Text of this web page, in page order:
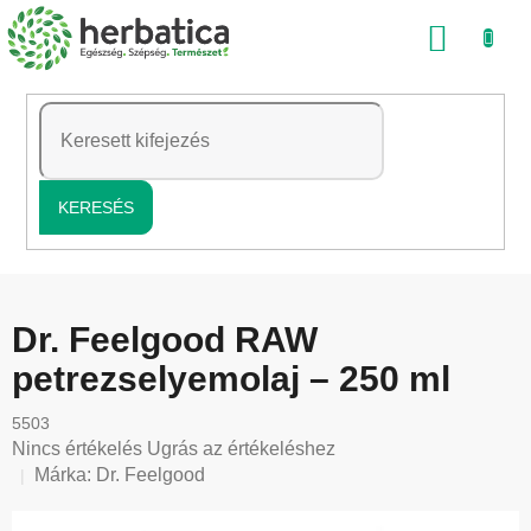
Ugrás
a
tartalomhoz
KERESÉS
Dr. Feelgood RAW
petrezselyemolaj – 250 ml
5503
A
termék
Nincs értékelés Ugrás az értékeléshez
Márka: Dr. Feelgood